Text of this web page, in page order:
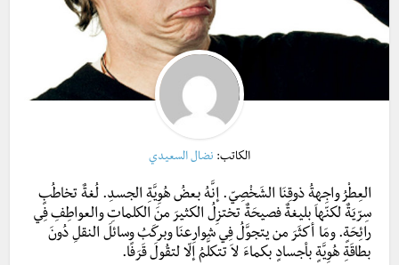
الكاتب: نضال السعيدي
العِطْرُ واجِهةُ ذوقِنَا الشَخْصِيّ. إنَّهُ بعضُ هُوِيَّةِ الجسدِ. لُغةٌ تخاطُبٍ
سِرّيَةٌ لكنّهاَ بليغةٌ فصيحَةٌ تختزِلُ الكثيرَ منَ الكلماتِ والعواطِفِ فِي
رائِحَةٍ. ومَا أكثَرَ من يتجوَّلُ فِي شوارِعنَا وبركَبُ وسائلَ النقلِ دُونَ
بطاقَةِ هُوِيَّةٍ بأجسادٍ بكماءَ لاَ تتكلَّمُ إلّا لتقُولَ قَرَفًا.